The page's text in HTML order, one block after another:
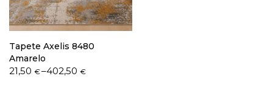
Tapete Axelis 8480
Amarelo
21,50 €–402,50€
Price